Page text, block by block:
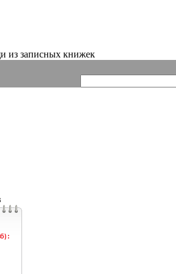
из записных книжек